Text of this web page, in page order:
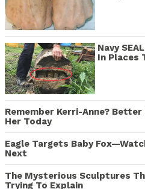
Navy
In Places
Remember Kerri-Anne?
Her Today
Eagle Targets Baby
Next
The Mysterious Sculptures
Trying To Explain